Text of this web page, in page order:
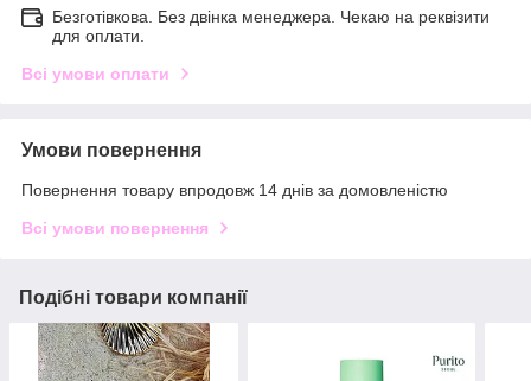
Безготівкова. Без двінка менеджера. Чекаю на реквізити
для оплати.
Всі умови оплати
Умови повернення
Повернення товару впродовж 14 днів за домовленістю
Всі умови повернення
Подібні товари компанії